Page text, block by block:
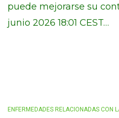
puede mejorarse su
junio 2026 18:01 CEST…
ENFERMEDADES RELACIONADAS CON